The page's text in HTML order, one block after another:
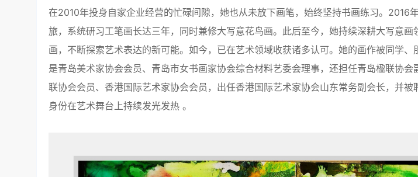
在2010年投身自家企业经营的忙碌间隙，她也从未放下画笔，始终坚持书画练习。2016
旅，系统研习工笔画长达三年，同时兼修大写意花鸟画。此后至今，她持续深耕大写意画
画，不断探索艺术表达的新可能。如今，已在艺术领域收获诸多认可。她的画作被同学
是青岛美术家协会会员、青岛市女书画家协会综合材料艺委会理事，还担任青岛楹联协会
联协会会员、香港国际艺术家协会会员，出任香港国际艺术家协会山东常务副会长，并
身份在艺术舞台上持续发光发热 。